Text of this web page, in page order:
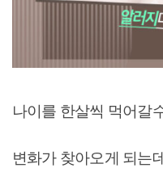
나이를 한살씩 먹어갈
변화가 찾아오게 되는